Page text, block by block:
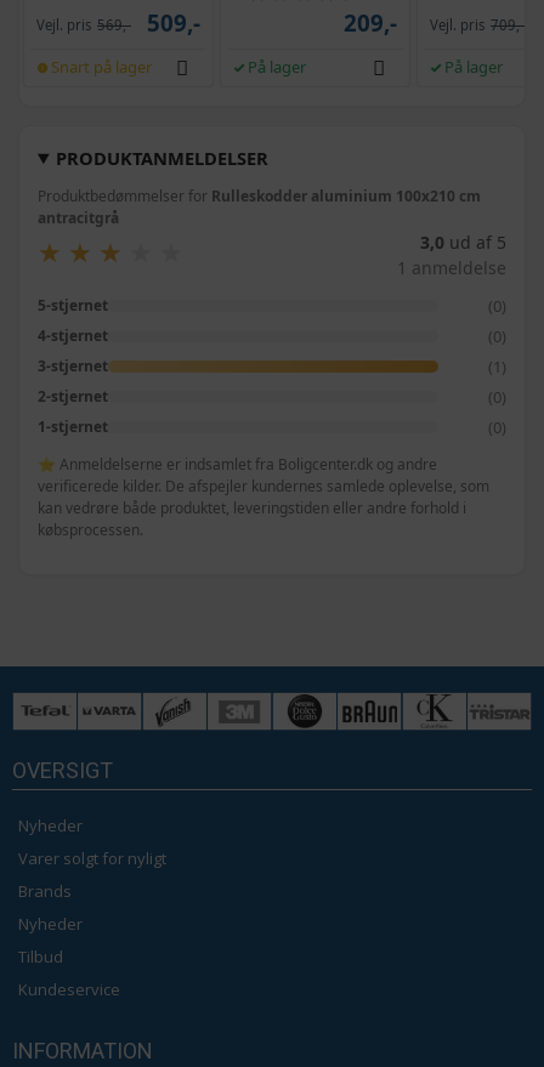
PRODUKTANMELDELSER
Produktbedømmelser for Rulleskodder aluminium 100x210 cm
antracitgrå
★
★ ★
★ ★
★ 3,0 ud af 5
1 anmeldelse
5-stjernet (0)
4-stjernet (0)
3-stjernet (1)
2-stjernet (0)
1-stjernet (0)
⭐ Anmeldelserne er indsamlet fra Boligcenter.dk og andre
verificerede kilder. De afspejler kundernes samlede oplevelse, som
kan vedrøre både produktet, leveringstiden eller andre forhold i
købsprocessen.
Vejl. pris 569,- 509,-
Snart på lager
209,-
På lager
Vejl. pris 709,-
På lager
OVERSIGT
Nyheder
Varer solgt for nyligt
Brands
Nyheder
Tilbud
Kundeservice
INFORMATION